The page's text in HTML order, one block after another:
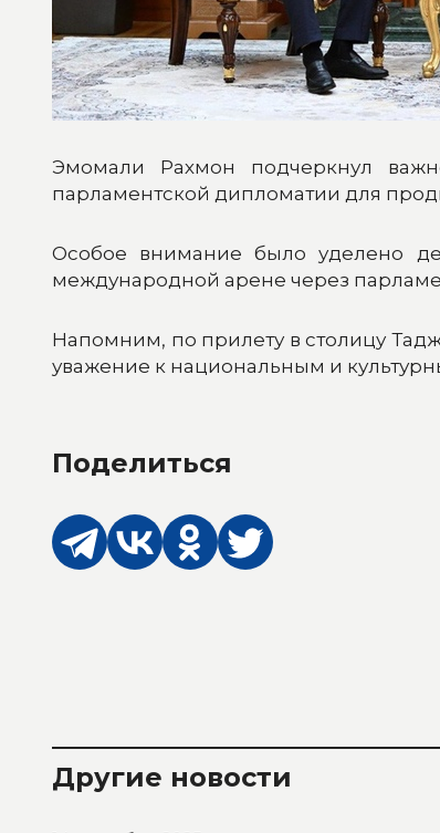
Эмомали Рахмон подчеркнул
парламентской дипломатии для
Особое внимание было уделено
международной арене через
Напомним, по прилету в столицу
уважение к национальным и
Поделиться
Другие новости